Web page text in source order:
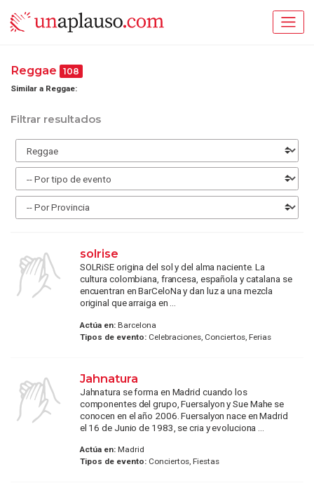
Reggae 108
Similar a Reggae:
Filtrar resultados
solrise
SOLRiSE origina del sol y del alma naciente. La
cultura colombiana, francesa, española y catalana se
encuentran en BarCeloNa y dan luz a una mezcla
original que arraiga en ...
Actúa en:Barcelona
Tipos de evento:Celebraciones, Conciertos, Ferias
Jahnatura
Jahnatura se forma en Madrid cuando los
componentes del grupo, Fuersalyon y Sue Mahe se
conocen en el año 2006. Fuersalyon nace en Madrid
el 16 de Junio de 1983, se cria y evoluciona ...
Actúa en:Madrid
Tipos de evento:Conciertos, Fiestas